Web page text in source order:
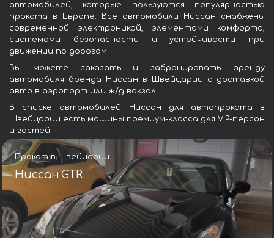
автомобилей, которые пользуются популярностью
проката в Европе. Все автомобили Ниссан снабжены
современной электроникой, элементами комфорта,
системами безопасности и устойчивости при
движении по дорогам.
Вы можете заказать и забронировать аренду
автомобиля бренда Ниссан в Швейцарии с доставкой
авто в аэропорт или ж/д вокзал.
В списке автомобилей Ниссан для автопроката в
Швейцарии есть машины премиум-класса для VIP-персон
и гостей.
Прокат в Швейцарии
Ниссан GTR